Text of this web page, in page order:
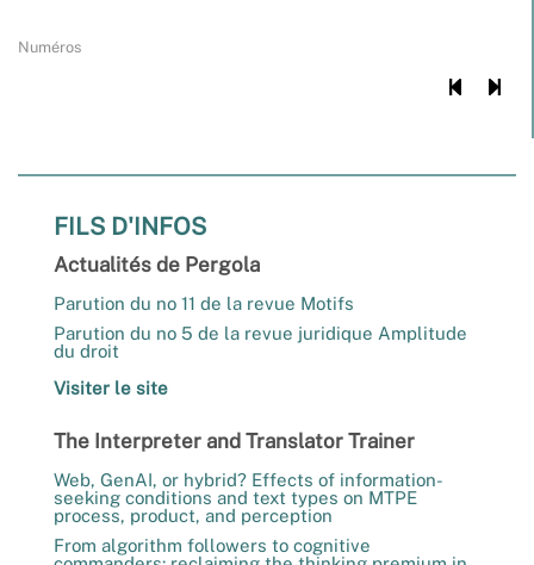
Numéros
FILS D'INFOS
Actualités de Pergola
Parution du no 11 de la revue Motifs
Parution du no 5 de la revue juridique Amplitude
du droit
Visiter le site
The Interpreter and Translator Trainer
Web, GenAI, or hybrid? Effects of information-
seeking conditions and text types on MTPE
process, product, and perception
From algorithm followers to cognitive